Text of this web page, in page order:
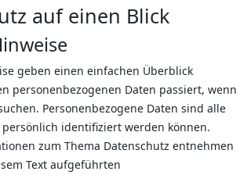
auf einen Blick
geben einen einfachen Überblick
personenbezogenen Daten passiert, wenn
Personenbezogene Daten sind alle
identifiziert werden können.
zum Thema Datenschutz entnehmen
Text aufgeführten